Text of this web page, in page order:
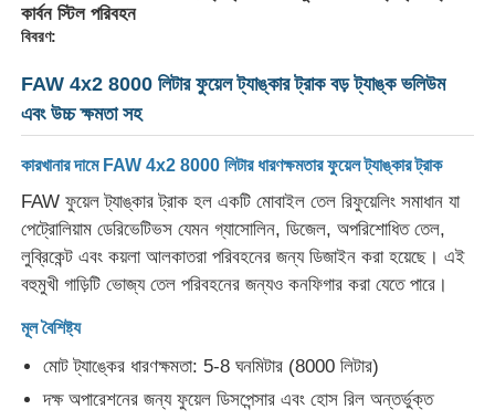
মান নিয়ন্ত্রণ
আমাদের সাথে যোগাযোগ করুন
খবর
সব ক্ষেত্রেই
উদ্ধৃতির জন্য আবেদন
কার্বন স্টিল পরিবহন
বিবরণ:
FAW 4x2 8000 লিটার ফুয়েল ট্যাঙ্কার ট্রাক বড় ট্যাঙ্ক ভলিউম
এবং উচ্চ ক্ষমতা সহ
কারখানার দামে FAW 4x2 8000 লিটার ধারণক্ষমতার ফুয়েল ট্যাঙ্কার ট্রাক
FAW ফুয়েল ট্যাঙ্কার ট্রাক হল একটি মোবাইল তেল রিফুয়েলিং সমাধান যা
পেট্রোলিয়াম ডেরিভেটিভস যেমন গ্যাসোলিন, ডিজেল, অপরিশোধিত তেল,
লুব্রিকেন্ট এবং কয়লা আলকাতরা পরিবহনের জন্য ডিজাইন করা হয়েছে। এই
বহুমুখী গাড়িটি ভোজ্য তেল পরিবহনের জন্যও কনফিগার করা যেতে পারে।
মূল বৈশিষ্ট্য
মোট ট্যাঙ্কের ধারণক্ষমতা: 5-8 ঘনমিটার (8000 লিটার)
দক্ষ অপারেশনের জন্য ফুয়েল ডিসপেন্সার এবং হোস রিল অন্তর্ভুক্ত